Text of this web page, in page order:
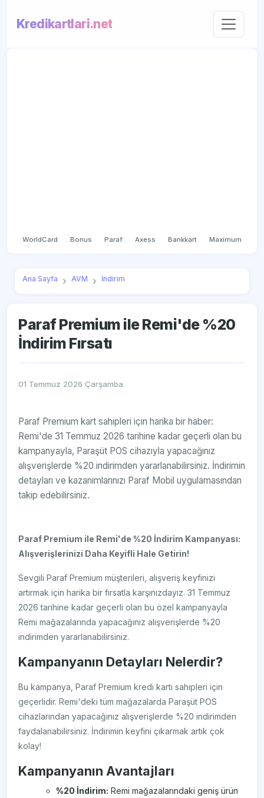
Kredikartlari.net
WorldCard Bonus Paraf Axess Bankkart Maximum
Ana Sayfa AVM İndirim
Paraf Premium ile Remi'de %20
İndirim Fırsatı
01 Temmuz 2026 Çarşamba
Paraf Premium kart sahipleri için harika bir haber:
Remi'de 31 Temmuz 2026 tarihine kadar geçerli olan bu
kampanyayla, Paraşüt POS cihazıyla yapacağınız
alışverişlerde %20 indirimden yararlanabilirsiniz. İndirimin
detayları ve kazanımlarınızı Paraf Mobil uygulamasından
takip edebilirsiniz.
Paraf Premium ile Remi'de %20 İndirim Kampanyası:
Alışverişlerinizi Daha Keyifli Hale Getirin!
Sevgili Paraf Premium müşterileri, alışveriş keyfinizi
artırmak için harika bir fırsatla karşınızdayız. 31 Temmuz
2026 tarihine kadar geçerli olan bu özel kampanyayla
Remi mağazalarında yapacağınız alışverişlerde %20
indirimden yararlanabilirsiniz.
Kampanyanın Detayları Nelerdir?
Bu kampanya, Paraf Premium kredi kartı sahipleri için
geçerlidir. Remi'deki tüm mağazalarda Paraşüt POS
cihazlarından yapacağınız alışverişlerde %20 indirimden
faydalanabilirsiniz. İndirimin keyfini çıkarmak artık çok
kolay!
Kampanyanın Avantajları
%20 İndirim: Remi mağazalarındaki geniş ürün